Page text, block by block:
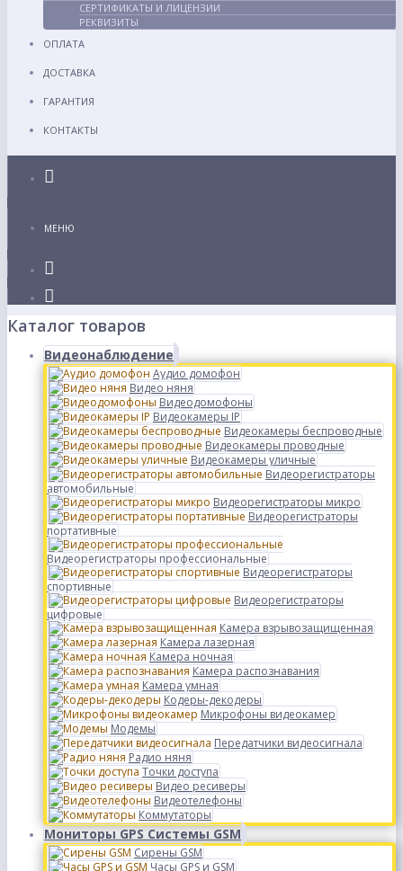
СЕРТИФИКАТЫ И ЛИЦЕНЗИИ
РЕКВИЗИТЫ
ОПЛАТА
ДОСТАВКА
ГАРАНТИЯ
КОНТАКТЫ
МЕНЮ
Каталог товаров
Видеонаблюдение
Аудио домофон
Видео няня
Видеодомофоны
Видеокамеры IP
Видеокамеры беспроводные
Видеокамеры проводные
Видеокамеры уличные
Видеорегистраторы
автомобильные
Видеорегистраторы микро
Видеорегистраторы
портативные
Видеорегистраторы профессиональные
Видеорегистраторы
спортивные
Видеорегистраторы
цифровые
Камера взрывозащищенная
Камера лазерная
Камера ночная
Камера распознавания
Камера умная
Кодеры-декодеры
Микрофоны видеокамер
Модемы
Передатчики видеосигнала
Радио няня
Точки доступа
Видео ресиверы
Видеотелефоны
Коммутаторы
Мониторы GPS Системы GSM
Сирены GSM
Часы GPS и GSM